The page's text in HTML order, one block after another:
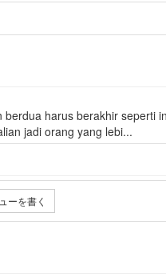
harus berakhir seperti
jadi orang yang lebi...
ーを書く